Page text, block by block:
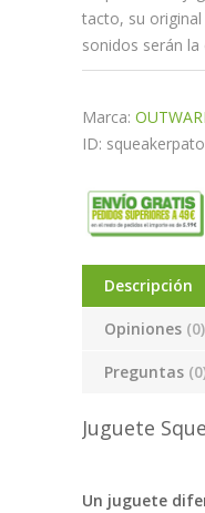
tacto, su
sonidos serán la
Marca:
ID:
Descripción
Opiniones (0)
Preguntas
Juguete
Un juguete